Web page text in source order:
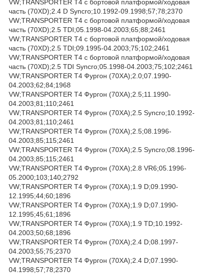
VW;TRANSPORTER T4 c бортовой платформой/ходовая
часть (70XD);2.4 D Syncro;10.1992-09.1998;57;78;2370
VW;TRANSPORTER T4 c бортовой платформой/ходовая
часть (70XD);2.5 TDI;05.1998-04.2003;65;88;2461
VW;TRANSPORTER T4 c бортовой платформой/ходовая
часть (70XD);2.5 TDI;09.1995-04.2003;75;102;2461
VW;TRANSPORTER T4 c бортовой платформой/ходовая
часть (70XD);2.5 TDI Syncro;05.1998-04.2003;75;102;2461
VW;TRANSPORTER T4 Фургон (70XA);2.0;07.1990-
04.2003;62;84;1968
VW;TRANSPORTER T4 Фургон (70XA);2.5;11.1990-
04.2003;81;110;2461
VW;TRANSPORTER T4 Фургон (70XA);2.5 Syncro;10.1992-
04.2003;81;110;2461
VW;TRANSPORTER T4 Фургон (70XA);2.5;08.1996-
04.2003;85;115;2461
VW;TRANSPORTER T4 Фургон (70XA);2.5 Syncro;08.1996-
04.2003;85;115;2461
VW;TRANSPORTER T4 Фургон (70XA);2.8 VR6;05.1996-
05.2000;103;140;2792
VW;TRANSPORTER T4 Фургон (70XA);1.9 D;09.1990-
12.1995;44;60;1896
VW;TRANSPORTER T4 Фургон (70XA);1.9 D;07.1990-
12.1995;45;61;1896
VW;TRANSPORTER T4 Фургон (70XA);1.9 TD;10.1992-
04.2003;50;68;1896
VW;TRANSPORTER T4 Фургон (70XA);2.4 D;08.1997-
04.2003;55;75;2370
VW;TRANSPORTER T4 Фургон (70XA);2.4 D;07.1990-
04.1998;57;78;2370